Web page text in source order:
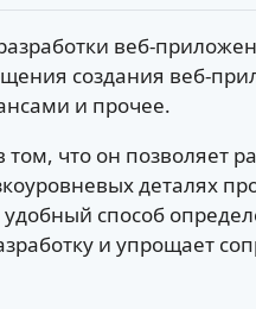
веб-
создания веб-
и прочее.
что он позволяет
деталях
способ
и упрощает